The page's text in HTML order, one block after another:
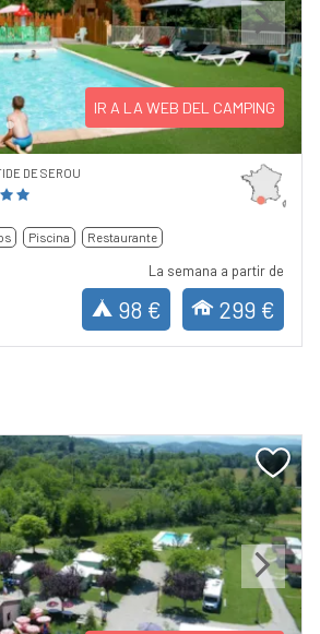
Next
IR A LA WEB DEL CAMPING
DE SEROU
Piscina Restaurante
La semana a partir de
98 € 299 €
Next